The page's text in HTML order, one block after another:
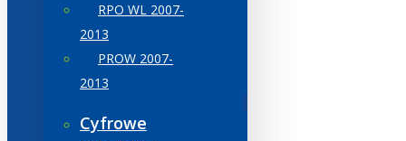
RPO WL 2007-
2013
PROW 2007-
2013
Cyfrowe